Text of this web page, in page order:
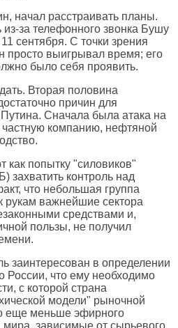
начал расстраивать планы.
из-за телефонного звонка Бушу
сентября. С точки зрения
просто выигрывал время; его
было себя проявить.
Вторая половина
причин для
Сначала была атака на
компанию, нефтяной
попытку "силовиков"
захватить контроль над
что небольшая группа
рукам важнейшие сектора
средствами и,
пользы, не получил
заинтересован в определении
России, что ему необходимо
с которой страна
модели" рыночной
еще меньше эфирного